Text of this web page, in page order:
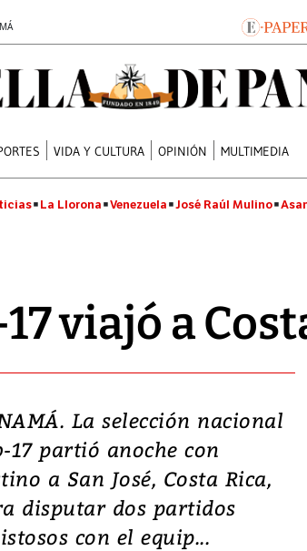
VIDA Y CULTURA OPINIÓN MULTIMEDIA
La Llorona Venezuela José Raúl Mulino
viajó a
La selección nacional
17 partió anoche con
a San José, Costa Rica,
disputar dos partidos
con el equip...
Video, Japón: Terremoto
deja heridos y graves
daños en Kumamoto